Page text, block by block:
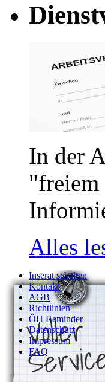
In der
"freiem
Alles
Inserat schalten
Kontakt
AGB
Richtlinien
ÖH Reminder
Datenschutz
Impressum
FAQ